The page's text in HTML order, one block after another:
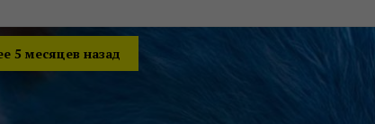
5 месяцев назад